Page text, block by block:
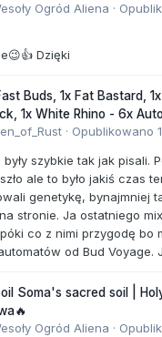
Ogród Aliena ·
Dzięki
Buds, 1x Fat Bastard,
1x White Rhino - 6x
· Opublikowano
były szybkie tak jak pisali.
ale to było jakiś czas
genetykę, bynajmniej
stronie. Ja ostatniego
co z nimi przygodę bo
od Bud Voyage.
Soma's sacred soil |
Ogród Aliena ·